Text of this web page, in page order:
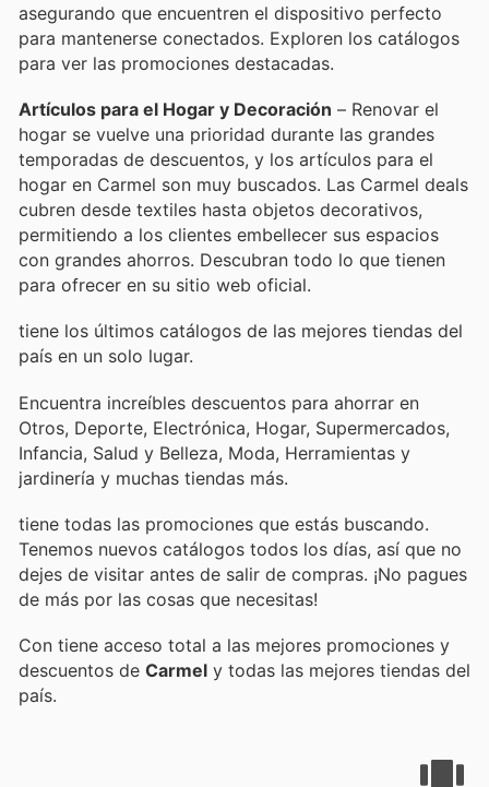
asegurando que encuentren el dispositivo perfecto
para mantenerse conectados. Exploren los catálogos
para ver las promociones destacadas.
Artículos para el Hogar y Decoración – Renovar el
hogar se vuelve una prioridad durante las grandes
temporadas de descuentos, y los artículos para el
hogar en Carmel son muy buscados. Las Carmel deals
cubren desde textiles hasta objetos decorativos,
permitiendo a los clientes embellecer sus espacios
con grandes ahorros. Descubran todo lo que tienen
para ofrecer en su sitio web oficial.
tiene los últimos catálogos de las mejores tiendas del
país en un solo lugar.
Encuentra increíbles descuentos para ahorrar en
Otros, Deporte, Electrónica, Hogar, Supermercados,
Infancia, Salud y Belleza, Moda, Herramientas y
jardinería y muchas tiendas más.
tiene todas las promociones que estás buscando.
Tenemos nuevos catálogos todos los días, así que no
dejes de visitar antes de salir de compras. ¡No pagues
de más por las cosas que necesitas!
Con tiene acceso total a las mejores promociones y
descuentos de Carmel y todas las mejores tiendas del
país.